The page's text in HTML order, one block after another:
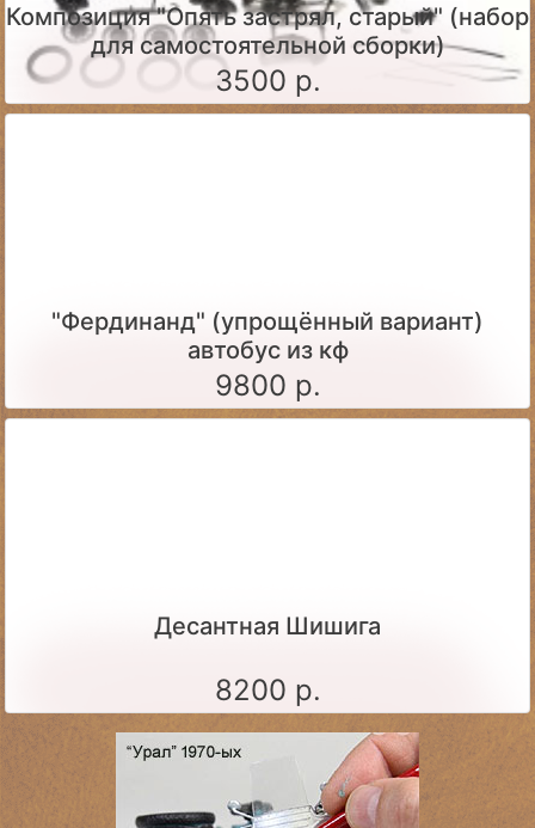
Композиция "Опять застрял, старый" (набор
для самостоятельной сборки)
3500 р.
"Фердинанд" (упрощённый вариант)
автобус из кф
9800 р.
Десантная Шишига
8200 р.